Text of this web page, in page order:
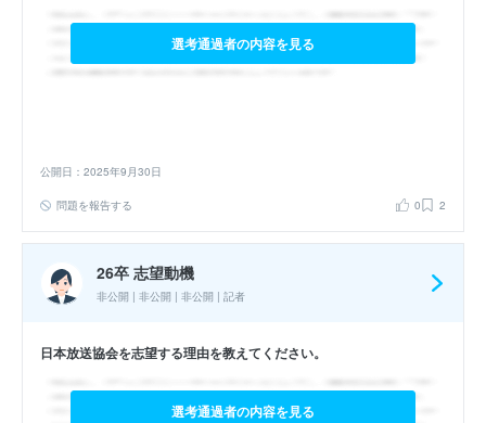
選考通過者の内容を見る
公開日：2025年9月30日
問題を報告する 0 2
26卒 志望動機
非公開 | 非公開 | 非公開 | 記者
日本放送協会を志望する理由を教えてください。
選考通過者の内容を見る